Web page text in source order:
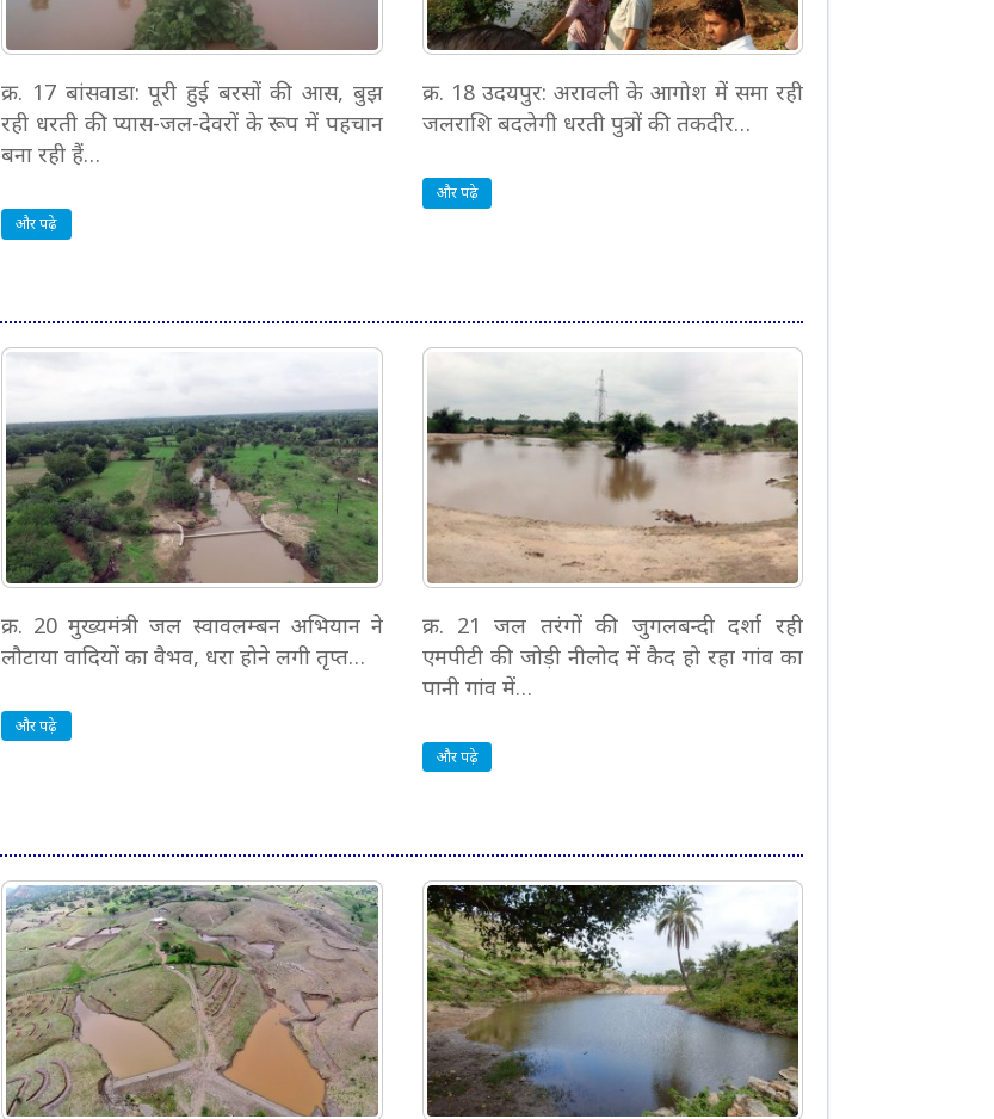
क्र. 17 बांसवाडा: पूरी हुई बरसों की आस, बुझ
रही धरती की प्यास-जल-देवरों के रूप में पहचान
बना रही हैं…
और पढ़े
क्र. 18 उदयपुर: अरावली के आगोश में समा रही
जलराशि बदलेगी धरती पुत्रों की तकदीर…
और पढ़े
क्र. 20 मुख्यमंत्री जल स्वावलम्बन अभियान ने
लौटाया वादियों का वैभव, धरा होने लगी तृप्त…
और पढ़े
क्र. 21 जल तरंगों की जुगलबन्दी दर्शा रही
एमपीटी की जोड़ी नीलोद में कैद हो रहा गांव का
पानी गांव में…
और पढ़े